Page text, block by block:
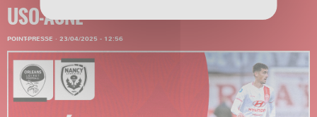
USO-ASNL
POINT-PRESSE · 23/04/2025 - 12:56